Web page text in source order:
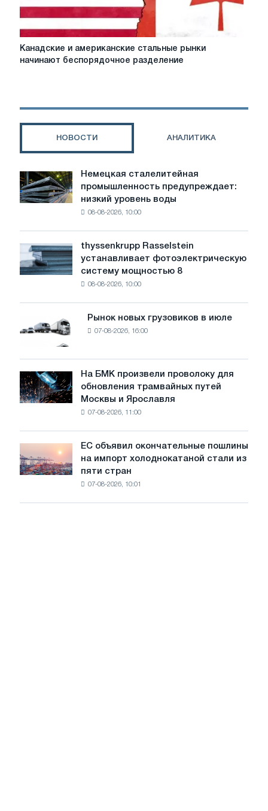
Канадские
начинают
Канадские и американские стальные рынки
начинают беспорядочное разделение
НОВОСТИ АНАЛИТИКА
Немецкая
сталелитейная
промышленность
предупреждает:
воды
угрожает
безопасности
Немецкая сталелитейная
промышленность предупреждает:
низкий уровень воды
08-08-2026, 10:00
thyssenkrupp
Rasselstein
устанавливает
фотоэлектрическую
достижения
целей
обезуглероживания
thyssenkrupp Rasselstein
устанавливает фотоэлектрическую
систему мощностью 8
08-08-2026, 10:00
Рынок
новых
грузовиков
в
июле
Рынок новых грузовиков в июле
07-08-2026, 16:00
На
БМК
произвели
трамвайных
путей
Москвы
Ярославля
На БМК произвели проволоку для
обновления трамвайных путей
Москвы и Ярославля
07-08-2026, 11:00
объявил
окончательные
ЕС объявил окончательные пошлины
на импорт холоднокатаной стали из
пяти стран
07-08-2026, 10:01